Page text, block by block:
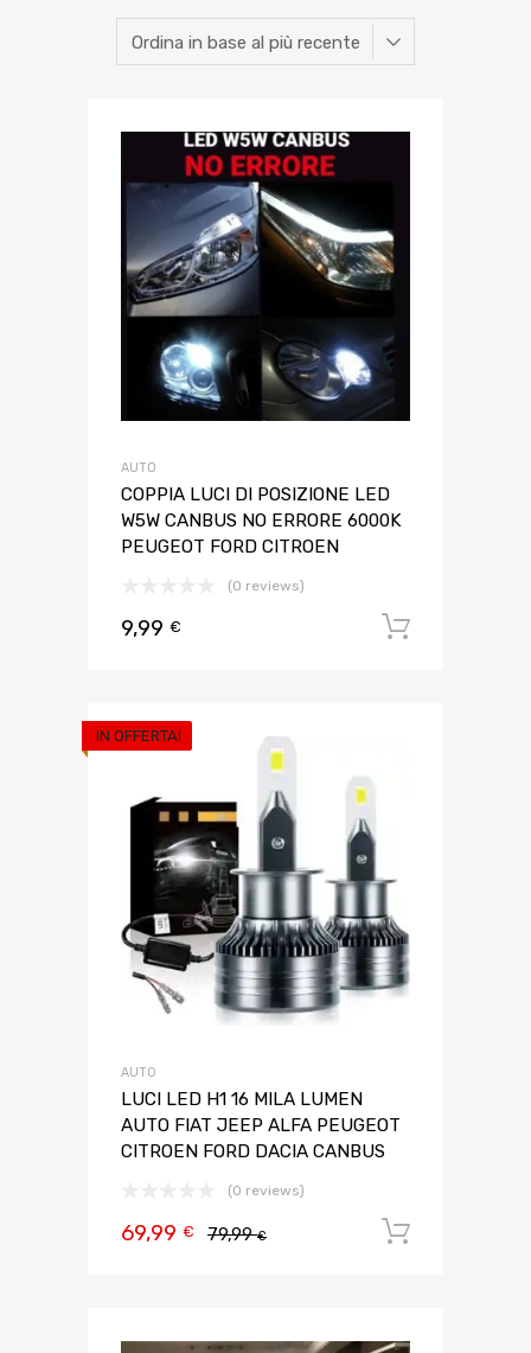
AUTO
COPPIA LUCI DI POSIZIONE LED
W5W CANBUS NO ERRORE 6000K
PEUGEOT FORD CITROEN
(0 reviews)
9,99 €
IN OFFERTA!
AUTO
LUCI LED H1 16 MILA LUMEN
AUTO FIAT JEEP ALFA PEUGEOT
CITROEN FORD DACIA CANBUS
(0 reviews)
79,99€
69,99 €